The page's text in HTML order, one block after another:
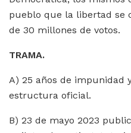
pueblo que la libertad se
de 30 millones de votos.
TRAMA.
A) 25 años de impunidad
estructura oficial.
B) 23 de mayo 2023